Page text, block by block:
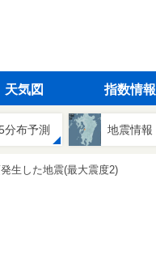
天気図 指数情報
分布予測 地震情報
生した地震(最大震度2)